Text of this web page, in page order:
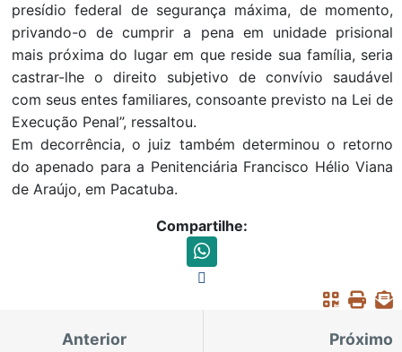
presídio federal de segurança máxima, de momento,
privando-o de cumprir a pena em unidade prisional
mais próxima do lugar em que reside sua família, seria
castrar-lhe o direito subjetivo de convívio saudável
com seus entes familiares, consoante previsto na Lei de
Execução Penal”, ressaltou.
Em decorrência, o juiz também determinou o retorno
do apenado para a Penitenciária Francisco Hélio Viana
de Araújo, em Pacatuba.
Compartilhe:
Anterior Próximo